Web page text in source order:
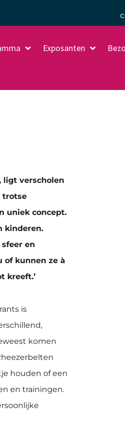
Exposanten
ligt verscholen
trotse
uniek concept.
kinderen.
en
of kunnen ze à
kreeft.’
is
komen
houden of een
en trainingen.